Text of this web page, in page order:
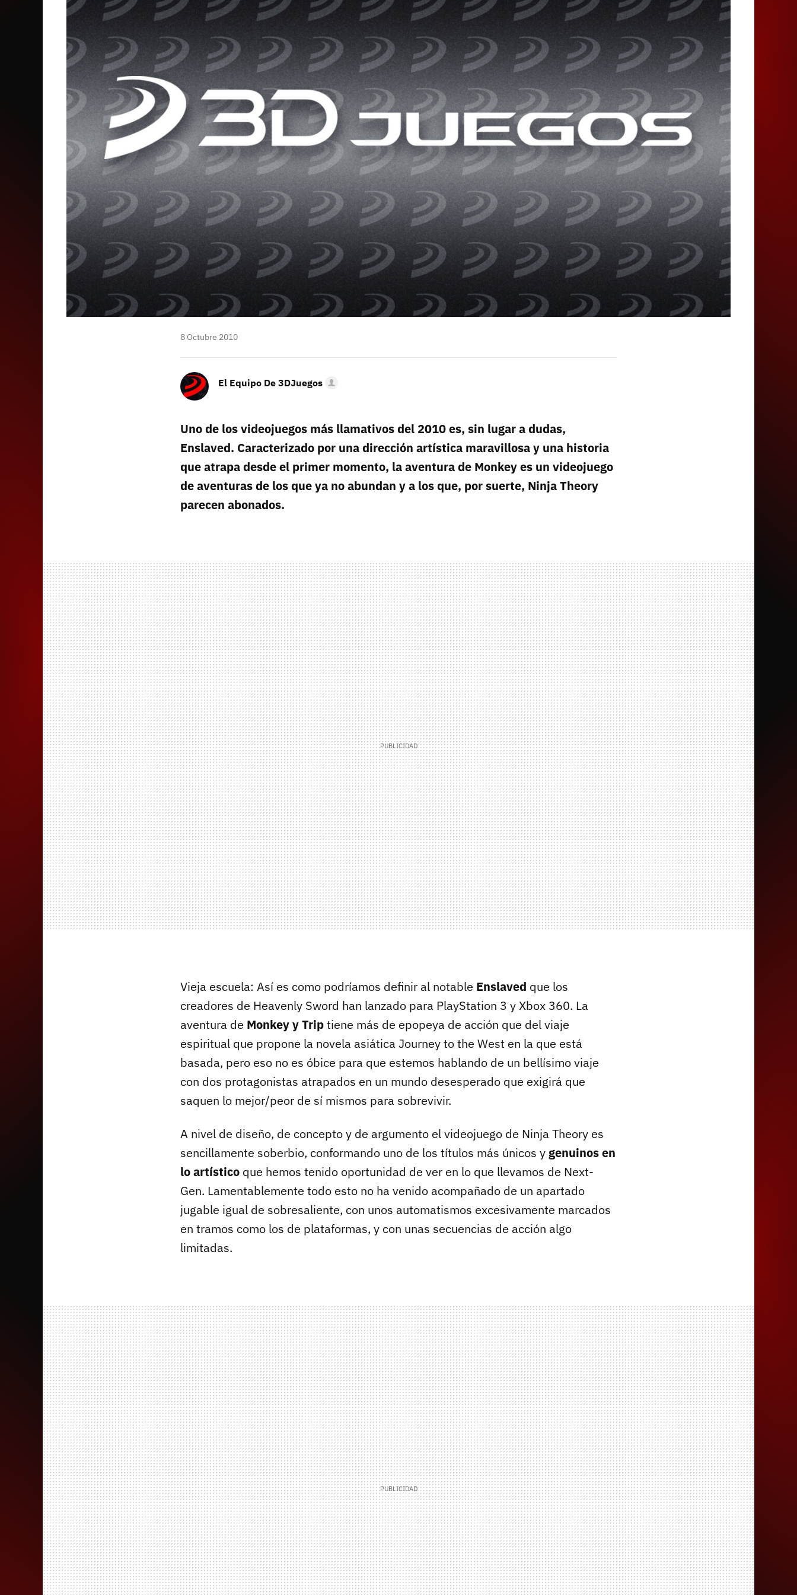
8 Octubre 2010
El Equipo De 3DJuegos
Uno de los videojuegos más llamativos del 2010 es, sin lugar a dudas,
Enslaved. Caracterizado por una dirección artística maravillosa y una historia
que atrapa desde el primer momento, la aventura de Monkey es un videojuego
de aventuras de los que ya no abundan y a los que, por suerte, Ninja Theory
parecen abonados.
Vieja escuela: Así es como podríamos definir al notable Enslaved que los
creadores de Heavenly Sword han lanzado para PlayStation 3 y Xbox 360. La
aventura de Monkey y Triptiene más de epopeya de acción que del viaje
espiritual que propone la novela asiática Journey to the West en la que está
basada, pero eso no es óbice para que estemos hablando de un bellísimo viaje
con dos protagonistas atrapados en un mundo desesperado que exigirá que
saquen lo mejor/peor de sí mismos para sobrevivir.
A nivel de diseño, de concepto y de argumento el videojuego de Ninja Theory es
sencillamente soberbio, conformando uno de los títulos más únicos y genuinos en
lo artístico que hemos tenido oportunidad de ver en lo que llevamos de Next-
Gen. Lamentablemente todo esto no ha venido acompañado de un apartado
jugable igual de sobresaliente, con unos automatismos excesivamente marcados
en tramos como los de plataformas, y con unas secuencias de acción algo
limitadas.